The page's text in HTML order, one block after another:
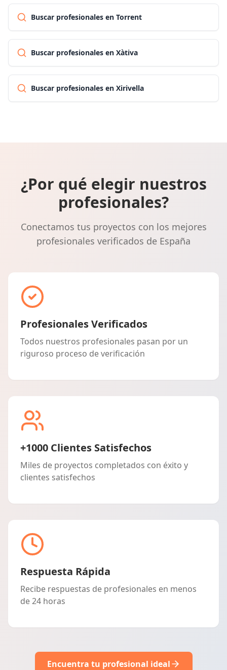
Buscar profesionales en Torrent
Buscar profesionales en Xàtiva
Buscar profesionales en Xirivella
¿Por qué elegir nuestros
profesionales?
Conectamos tus proyectos con los mejores
profesionales verificados de España
Profesionales Verificados
Todos nuestros profesionales pasan por un
riguroso proceso de verificación
+1000 Clientes Satisfechos
Miles de proyectos completados con éxito y
clientes satisfechos
Respuesta Rápida
Recibe respuestas de profesionales en menos
de 24 horas
Encuentra tu profesional ideal